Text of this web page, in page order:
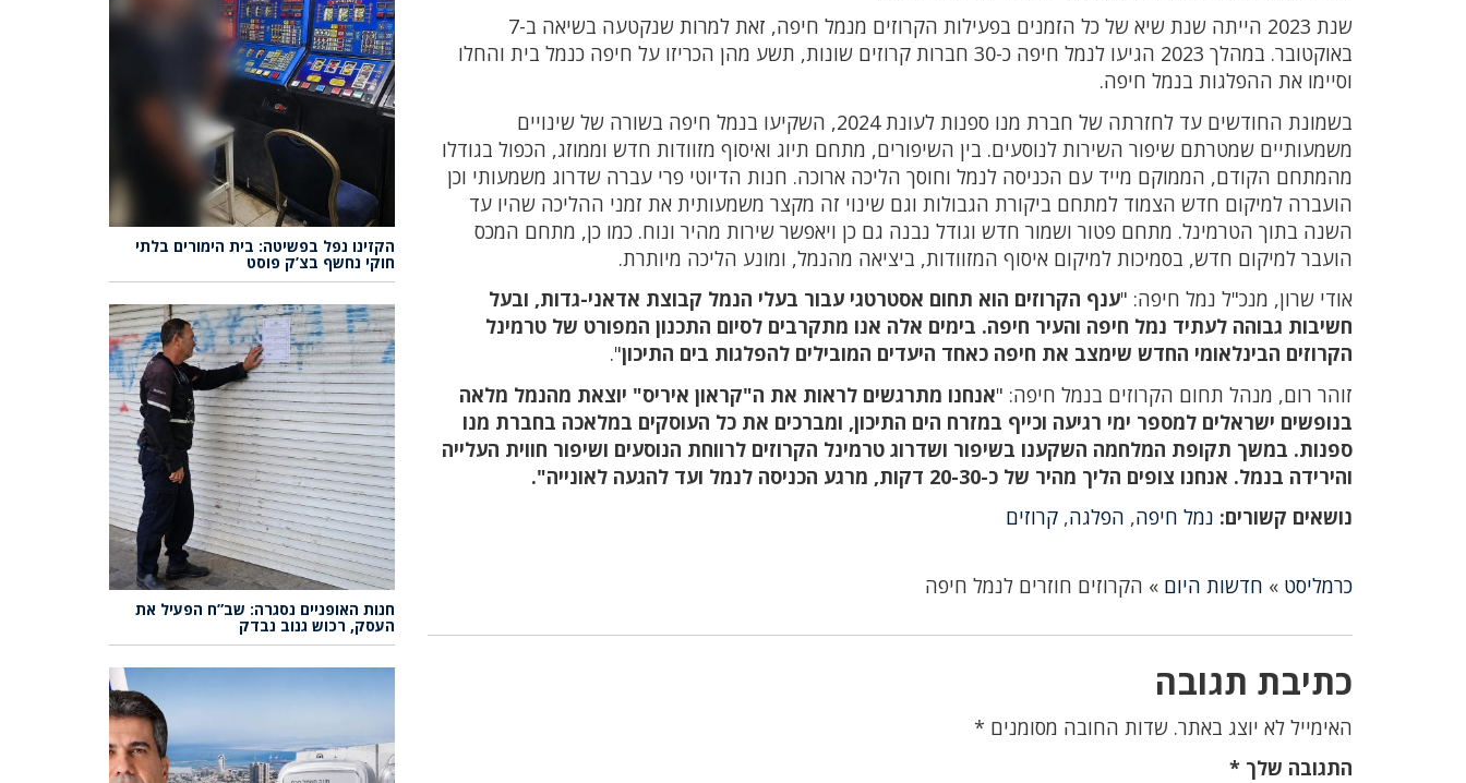
שנת 2023 הייתה שנת שיא של כל הזמנים בפעילות הקרוזים מנמל חיפה, זאת למרות שנקטעה בשיאה ב-7
באוקטובר. במהלך 2023 הגיעו לנמל חיפה כ-30 חברות קרוזים שונות, תשע מהן הכריזו על חיפה כנמל בית והחלו
וסיימו את ההפלגות בנמל חיפה.
בשמונת החודשים עד לחזרתה של חברת מנו ספנות לעונת 2024, השקיעו בנמל חיפה בשורה של שינויים
משמעותיים שמטרתם שיפור השירות לנוסעים. בין השיפורים, מתחם תיוג ואיסוף מזוודות חדש וממוזג, הכפול בגודלו
מהמתחם הקודם, הממוקם מייד עם הכניסה לנמל וחוסך הליכה ארוכה. חנות הדיוטי פרי עברה שדרוג משמעותי וכן
הועברה למיקום חדש הצמוד למתחם ביקורת הגבולות וגם שינוי זה מקצר משמעותית את זמני ההליכה שהיו עד
השנה בתוך הטרמינל. מתחם פטור ושמור חדש וגודל נבנה גם כן ויאפשר שירות מהיר ונוח. כמו כן, מתחם המכס
הועבר למיקום חדש, בסמיכות למיקום איסוף המזוודות, ביציאה מהנמל, ומונע הליכה מיותרת.
אודי שרון, מנכ"ל נמל חיפה: "ענף הקרוזים הוא תחום אסטרטגי עבור בעלי הנמל קבוצת אדאני-גדות, ובעל
חשיבות גבוהה לעתיד נמל חיפה והעיר חיפה. בימים אלה אנו מתקרבים לסיום התכנון המפורט של טרמינל
הקרוזים הבינלאומי החדש שימצב את חיפה כאחד היעדים המובילים להפלגות בים התיכון".
זוהר רום, מנהל תחום הקרוזים בנמל חיפה: "אנחנו מתרגשים לראות את ה"קראון איריס" יוצאת מהנמל מלאה
בנופשים ישראלים למספר ימי רגיעה וכייף במזרח הים התיכון, ומברכים את כל העוסקים במלאכה בחברת מנו
ספנות. במשך תקופת המלחמה השקענו בשיפור ושדרוג טרמינל הקרוזים לרווחת הנוסעים ושיפור חווית העלייה
והירידה בנמל. אנחנו צופים הליך מהיר של כ-20-30 דקות, מרגע הכניסה לנמל ועד להגעה לאונייה".
נושאים קשורים: נמל חיפה, הפלגה,קרוזים
כרמליסט » חדשות היום » הקרוזים חוזרים לנמל חיפה
כתיבת תגובה
האימייל לא יוצג באתר. שדות החובה מסומנים *
התגובה שלך*
הקזינו נפל בפשיטה: בית הימורים בלתי
חוקי נחשף בצ’ק פוסט
חנות האופניים נסגרה: שב”ח הפעיל את
העסק, רכוש גנוב נבדק